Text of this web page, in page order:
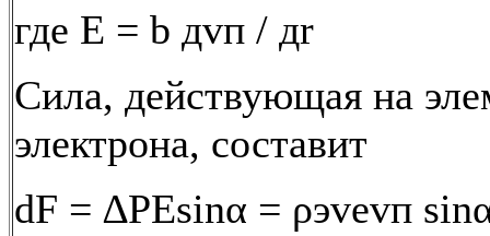
где Е = b дvп / дr
Сила, действующая на
электрона, составит
dF = ∆PЕsinα = ρэvevп